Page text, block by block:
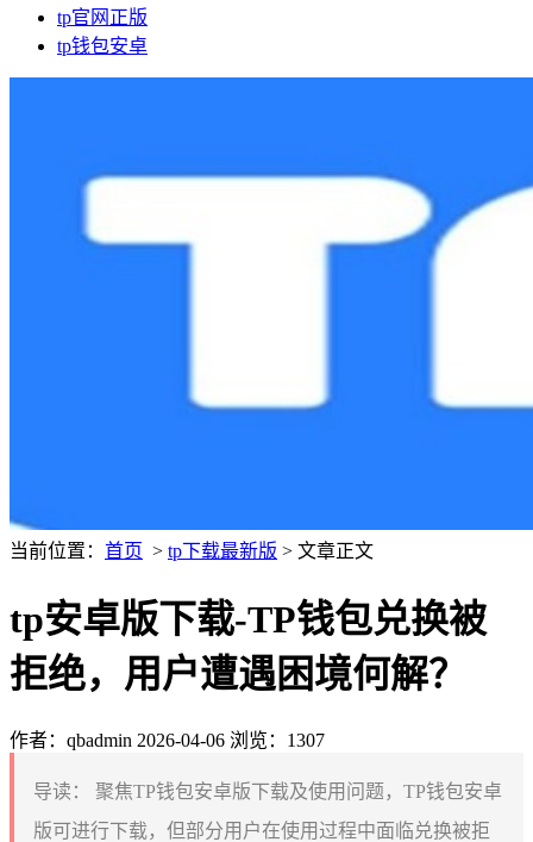
tp官网正版
tp钱包安卓
当前位置： 首页 > tp下载最新版 > 文章正文
tp安卓版下载-TP钱包兑换被
拒绝，用户遭遇困境何解？
作者：qbadmin 2026-04-06 浏览：1307
导读：
聚焦TP钱包安卓版下载及使用问题，TP钱包安卓
版可进行下载，但部分用户在使用过程中面临兑换被拒